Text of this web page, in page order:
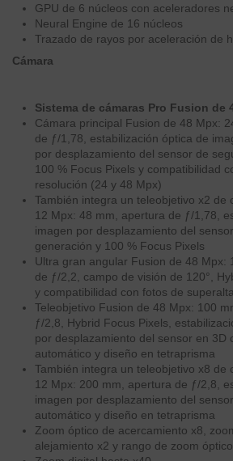
GPU de 6 núcleos con aceleradores
Neural Engine de 16 núcleos
Trazado de rayos por aceleración de
Cámara
Sistema de cámaras Pro Fusion de
Cámara principal Fusion de 48 Mpx:
de ƒ/1,78, estabilización óptica de
por desplazamiento del sensor de
100 % Focus Pixels y compati­bilidad
resolución (24 y 48 Mpx)
También integra un teleobjetivo x2 de
12 Mpx: 48 mm, apertura de ƒ/1,78,
imagen por desplazamiento del
generación y 100 % Focus Pixels
Ultra gran angular Fusion de 48 Mpx:
de ƒ/2,2, campo de visión de 120°,
y compati­bilidad con fotos de
Teleobjetivo Fusion de 48 Mpx: 100
ƒ/2,8, Hybrid Focus Pixels,
por desplazamiento del sensor en 3D
automático y diseño en tetraprisma
También integra un teleobjetivo x8 de
12 Mpx: 200 mm, apertura de ƒ/2,8,
imagen por desplazamiento del
automático y diseño en tetraprisma
Zoom óptico de acercamiento x8,
alejamiento x2 y rango de zoom